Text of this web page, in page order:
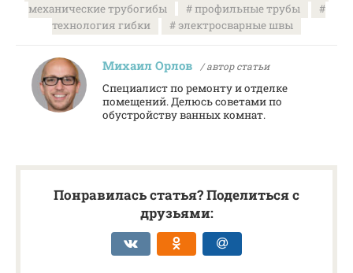
механические трубогибы
профильные трубы
технология гибки
электросварные швы
Михаил Орлов / автор статьи
Специалист по ремонту и отделке
помещений. Делюсь советами по
обустройству ванных комнат.
Понравилась статья? Поделиться с
друзьями: